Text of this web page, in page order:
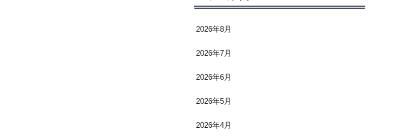
2026年8月
2026年7月
2026年6月
2026年5月
2026年4月